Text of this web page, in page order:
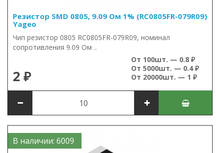
Резистор SMD 0805, 9.09 Ом 1% (RC0805FR-079R09)
Yageo
Чип резистор 0805 RC0805FR-079R09, номинал
сопротивления 9.09 Ом ..
2 ₽
От 100шт. — 0.8 ₽
От 5000шт. — 0.4 ₽
От 20000шт. — 1 ₽
В наличии: 6009